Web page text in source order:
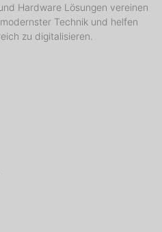
Hardware Lösungen vereinen
Technik und helfen
zu digitalisieren.